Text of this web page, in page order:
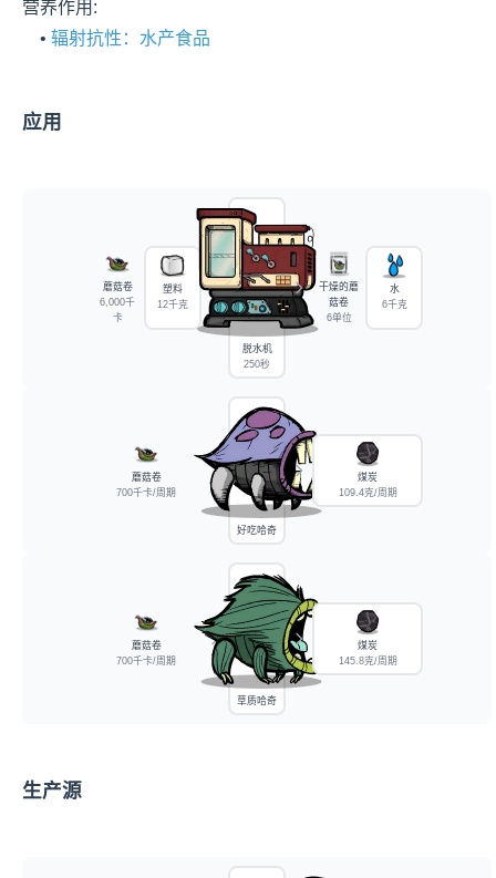
营养作用:
    •
辐射抗性：水产食品
应用
蘑菇卷
6,000千
卡
塑料
12千克
脱水机
250秒
干燥的蘑
菇卷
6单位
水
6千克
蘑菇卷
700千卡/周期
好吃哈奇
煤炭
109.4克/周期
蘑菇卷
700千卡/周期
草质哈奇
煤炭
145.8克/周期
生产源